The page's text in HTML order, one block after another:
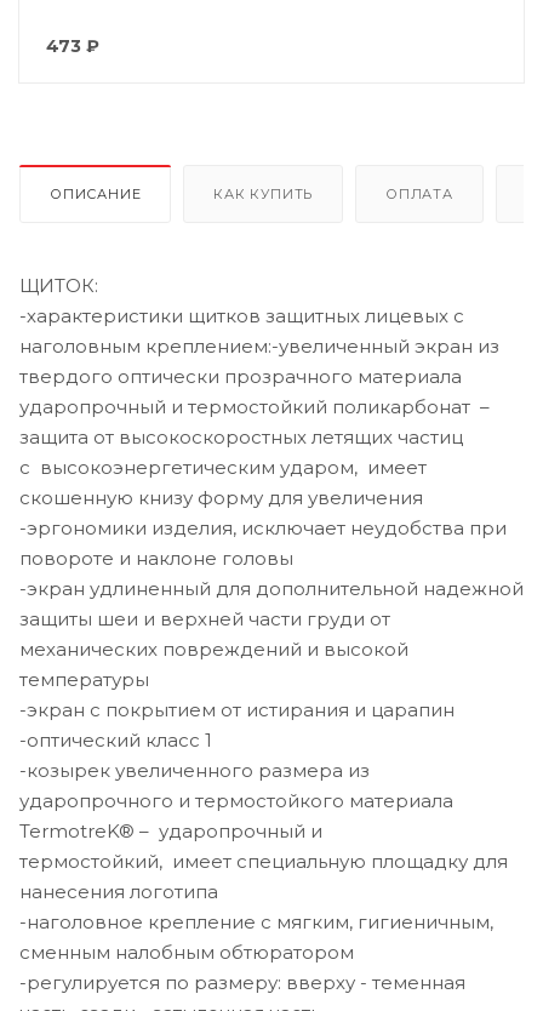
473 ₽
ОПИСАНИЕ КАК КУПИТЬ ОПЛАТА
ЩИТОК:
-характеристики щитков защитных лицевых с
наголовным креплением:-увеличенный экран из
твердого оптически прозрачного материала
ударопрочный и термостойкий поликарбонат –
защита от высокоскоростных летящих частиц
с высокоэнергетическим ударом, имеет
скошенную книзу форму для увеличения
-эргономики изделия, исключает неудобства при
повороте и наклоне головы
-экран удлиненный для дополнительной надежной
защиты шеи и верхней части груди от
механических повреждений и высокой
температуры
-экран с покрытием от истирания и царапин
-оптический класс 1
-козырек увеличенного размера из
ударопрочного и термостойкого материала
TermotreK® – ударопрочный и
термостойкий, имеет специальную площадку для
нанесения логотипа
-наголовное крепление с мягким, гигиеничным,
сменным налобным обтюратором
-регулируется по размеру: вверху - теменная